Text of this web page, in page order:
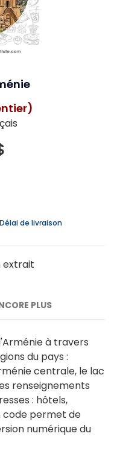
Délai de livraison
extrait
PLUS
à travers
du pays :
centrale, le lac
renseignements
: hôtels,
code permet de
numérique du